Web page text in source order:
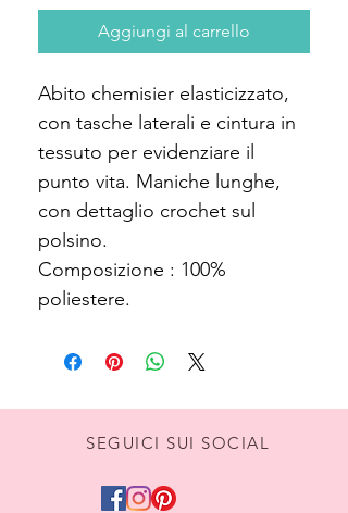
Aggiungi al carrello
Abito chemisier elasticizzato,
con tasche laterali e cintura in
tessuto per evidenziare il
punto vita. Maniche lunghe,
con dettaglio crochet sul
polsino.
Composizione : 100%
poliestere.
SEGUICI SUI SOCIAL